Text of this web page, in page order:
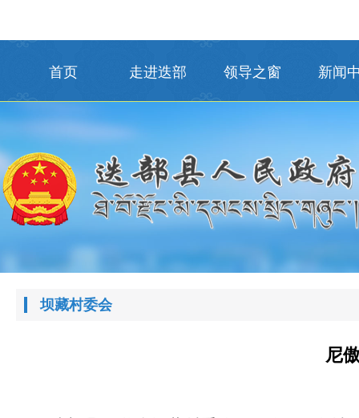
首页 走进迭部 领导之窗 新闻
坝藏村委会
尼